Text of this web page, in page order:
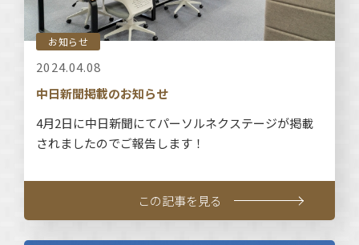
お知らせ
2024.04.08
中日新聞掲載のお知らせ
4月2日に中日新聞にてパーソルネクステージが掲載
されましたのでご報告します！
この記事を見る